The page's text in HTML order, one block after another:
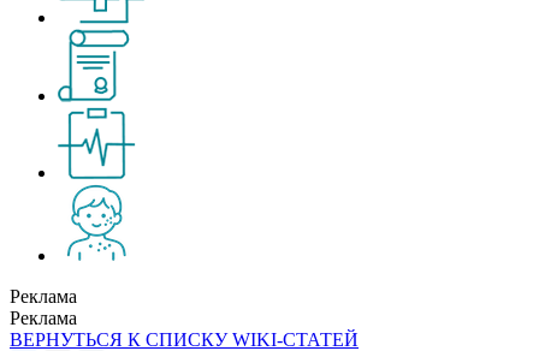
Реклама
Реклама
ВЕРНУТЬСЯ К СПИСКУ WIKI-СТАТЕЙ